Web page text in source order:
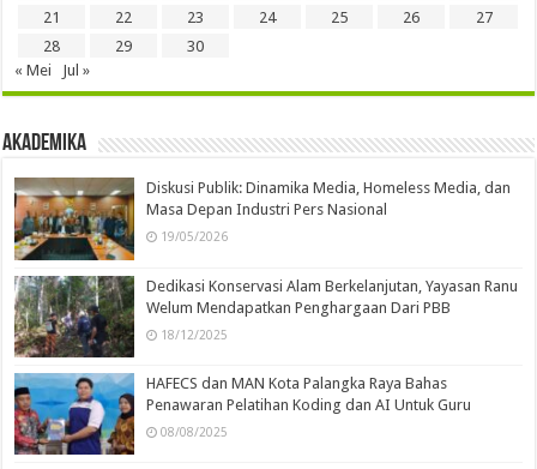
21
22 23 24 25 26
27
28
29
30
« Mei
Jul »
Akademika
Diskusi Publik: Dinamika Media, Homeless Media, dan
Masa Depan Industri Pers Nasional
19/05/2026
Dedikasi Konservasi Alam Berkelanjutan, Yayasan Ranu
Welum Mendapatkan Penghargaan Dari PBB
18/12/2025
HAFECS dan MAN Kota Palangka Raya Bahas
Penawaran Pelatihan Koding dan AI Untuk Guru
08/08/2025